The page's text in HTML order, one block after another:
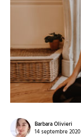
Barbara Olivieri
14 septembre 2020